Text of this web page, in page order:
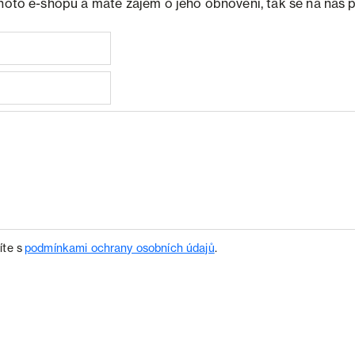
e-shopu a máte zájem o jeho obnovení, tak se na nás
spodmínkami ochrany osobních údajů.